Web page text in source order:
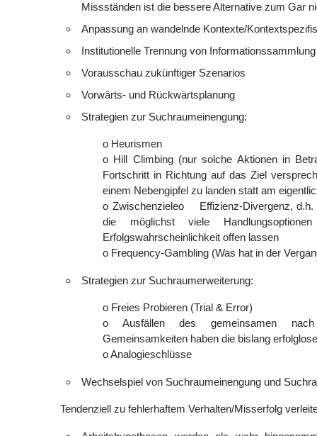
Missständen ist die bessere Alternative zum Gar
Anpassung an wandelnde Kontexte/
Institutionelle Trennung von
Vorausschau zukünftiger Szenarios
Vorwärts- und Rückwärtsplanung
Strategien zur Suchraumeinengung:
o Heurismen
o Hill Climbing (nur solche Aktionen in
Fortschritt in Richtung auf das Ziel
einem Nebengipfel zu landen statt am
o Zwischenzieleo Effizienz-Divergenz, d.h.
die möglichst viele
Erfolgswahrscheinlichkeit offen lassen
o Frequency-Gambling (Was hat in der
Strategien zur Suchraumerweiterung:
o Freies Probieren (Trial & Error)
o Ausfällen des gemeinsamen
Gemeinsamkeiten haben die bislang
o Analogieschlüsse
Wechselspiel von Suchraumeinengung und
Tendenziell zu fehlerhaftem Verhalten/Misserfolg